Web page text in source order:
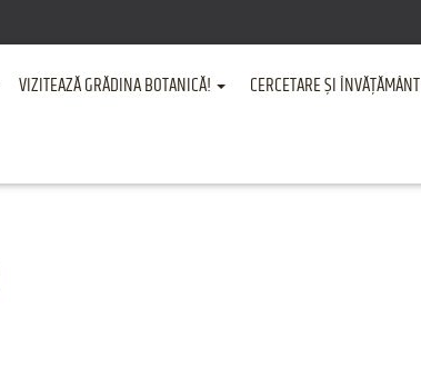
VIZITEAZĂ GRĂDINA BOTANICĂ! CERCETARE ȘI ÎNVĂȚĂMÂNT